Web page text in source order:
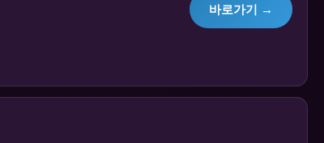
바로가기 →